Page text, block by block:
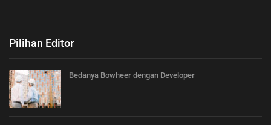
Pilihan Editor
Bedanya Bowheer dengan Developer